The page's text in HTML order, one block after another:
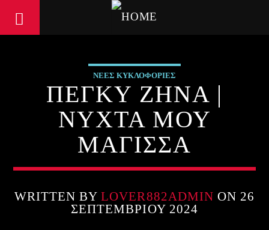
ΝΕΕΣ ΚΥΚΛΟΦΟΡΙΕΣ
ΠΕΓΚΥ ΖΗΝΑ |
ΝΥΧΤΑ ΜΟΥ
ΜΑΓΙΣΣΑ
WRITTEN BYLOVER882ADMIN ON 26
ΣΕΠΤΕΜΒΡΊΟΥ 2024